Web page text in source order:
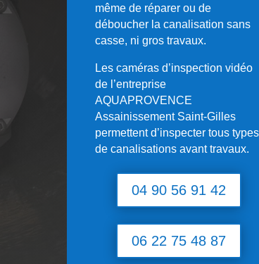
même de réparer ou de
déboucher la canalisation sans
casse, ni gros travaux.
Les caméras d’inspection vidéo
de l’entreprise
AQUAPROVENCE
Assainissement Saint-Gilles
permettent d’inspecter tous types
de canalisations avant travaux.
04 90 56 91 42
06 22 75 48 87